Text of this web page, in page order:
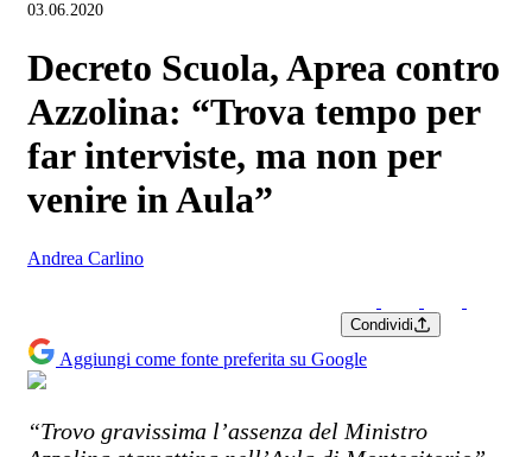
03.06.2020
Decreto Scuola, Aprea contro
Azzolina: “Trova tempo per
far interviste, ma non per
venire in Aula”
Andrea Carlino
Condividi
Aggiungi come fonte preferita su Google
“Trovo gravissima l’assenza del Ministro